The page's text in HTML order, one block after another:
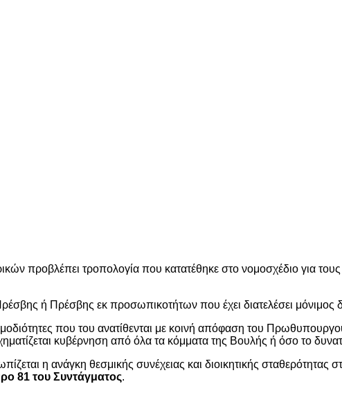
προβλέπει τροπολογία που κατατέθηκε στο νομοσχέδιο για
ή Πρέσβης εκ προσωπικοτήτων που έχει διατελέσει
που του ανατίθενται με κοινή απόφαση του
κυβέρνηση από όλα τα κόμματα της Βουλής ή όσο το
η ανάγκη θεσμικής συνέχειας και διοικητικής
81 του Συντάγματος.